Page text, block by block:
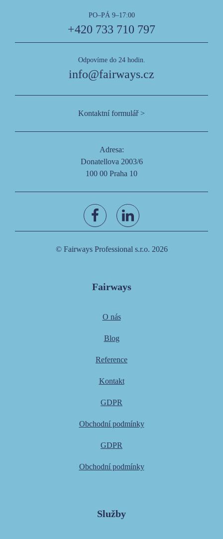
PO–PÁ 9–17:00
+420 733 710 797
Odpovíme do 24 hodin.
info@fairways.cz
Kontaktní formulář >
Adresa:
Donatellova 2003/6
100 00 Praha 10
© Fairways Professional s.r.o. 2026
Fairways
O nás
Blog
Reference
Kontakt
GDPR
Obchodní podmínky
GDPR
Obchodní podmínky
Služby